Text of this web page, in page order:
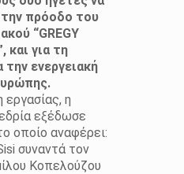
την πρόοδο του
“GREGY
για τη
την ενεργειακή
εργασίας, η
εξέδωσε
οποίο αναφέρει:
συναντά τον
Κοπελούζου